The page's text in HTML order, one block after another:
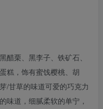
醋栗、黑李子、铁矿石、
糕，饰有蜜饯樱桃、胡
/甘草的味道可爱的巧克力
味道，细腻柔软的单宁，